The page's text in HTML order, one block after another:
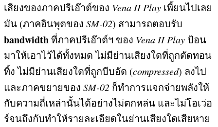
เสียงของภาคปรีเอ๊าต์ของ Vena II Play เพี้ยนไปเลย
มัน (ภาคอินพุตของ SM-02) สามารถตอบรับ
bandwidthที่ภาคปรีเอ๊าต์ฯ ของ Vena II Play ป้อน
มาให้เอาไว้ได้ทั้งหมด ไม่มีย่านเสียงใดที่ถูกตัดทอน
ทิ้ง ไม่มีย่านเสียงใดที่ถูกบีบอัด (compressed) ลงไป
และภาคขยายของ SM-02 ก็ทำการแจกจ่ายพลังให้
กับความถี่เหล่านั้นได้อย่างไม่ตกหล่น และไม่โอเว่อ
ร์จนถึงกับทำให้รายละเอียดในย่านเสียงใดเสียหาย